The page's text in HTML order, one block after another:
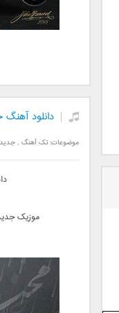
دانلود
موضوعات:تک آهنگ ,
موزیک